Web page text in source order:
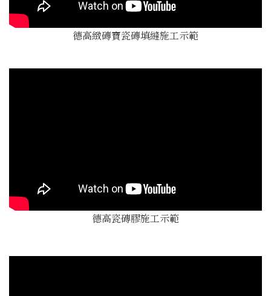
德高緻磚寶瓷磚填縫施工示範
德高瓷磚膠施工示範